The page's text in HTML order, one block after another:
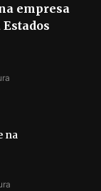
empresa
na